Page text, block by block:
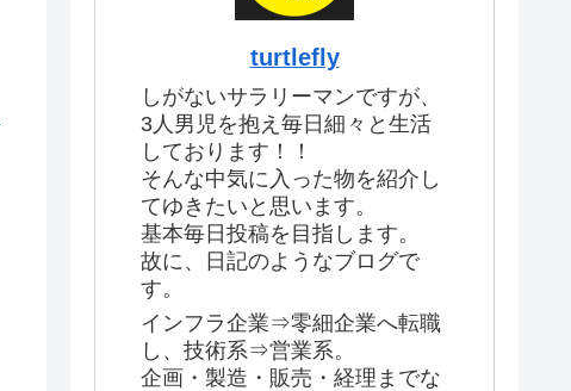
turtlefly
しがないサラリーマンですが、
3人男児を抱え毎日細々と生活
しております！！
そんな中気に入った物を紹介し
てゆきたいと思います。
基本毎日投稿を目指します。
故に、日記のようなブログで
す。
インフラ企業⇒零細企業へ転職
し、技術系⇒営業系。
企画・製造・販売・経理までな